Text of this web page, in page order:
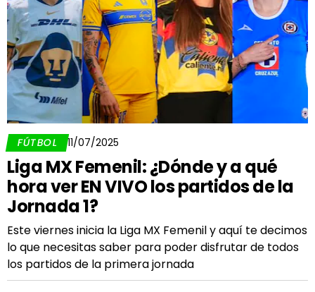
FÚTBOL 11/07/2025
Liga MX Femenil: ¿Dónde y a qué
hora ver EN VIVO los partidos de la
Jornada 1?
Este viernes inicia la Liga MX Femenil y aquí te decimos
lo que necesitas saber para poder disfrutar de todos
los partidos de la primera jornada